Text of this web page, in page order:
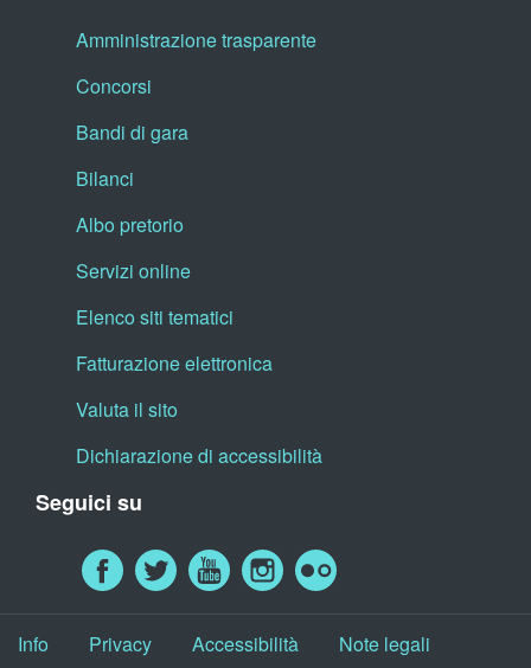
Amministrazione trasparente
Concorsi
Bandi di gara
Bilanci
Albo pretorio
Servizi online
Elenco siti tematici
Fatturazione elettronica
Valuta il sito
Dichiarazione di accessibilità
Seguici su
Info Privacy Accessibilità Note legali